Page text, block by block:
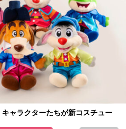
キャラクターたちが新コスチュー